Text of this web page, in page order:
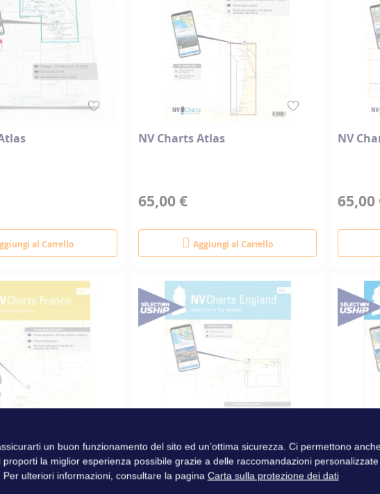
al Carrello
NV Charts Atlas
65,00 €
Aggiungi al Carrello
NV
65,00
NV Charts Atlas NV
un buon funzionamento del sito ed un’ottima sicurezza. Ci permettono anche
la miglior esperienza possibile grazie a delle raccomandazioni personalizzate
ulteriori informazioni, consultare la pagina Carta sulla protezione dei dati